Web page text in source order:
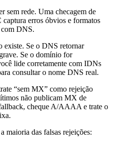
sem rede. Uma checagem de
erros óbvios e formatos
com DNS.
existe. Se o DNS retornar
Se o domínio for
lide corretamente com IDNs
consultar o nome DNS real.
“sem MX” como rejeição
não publicam MX de
cheque A/AAAA e trate o
maioria das falsas rejeições: